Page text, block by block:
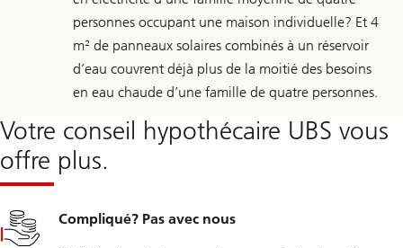
personnes occupant une maison individuelle? Et 4
m² de panneaux solaires combinés à un réservoir
d’eau couvrent déjà plus de la moitié des besoins
en eau chaude d’une famille de quatre personnes.
Votre conseil hypothécaire UBS vous
offre plus.
Compliqué? Pas avec nous